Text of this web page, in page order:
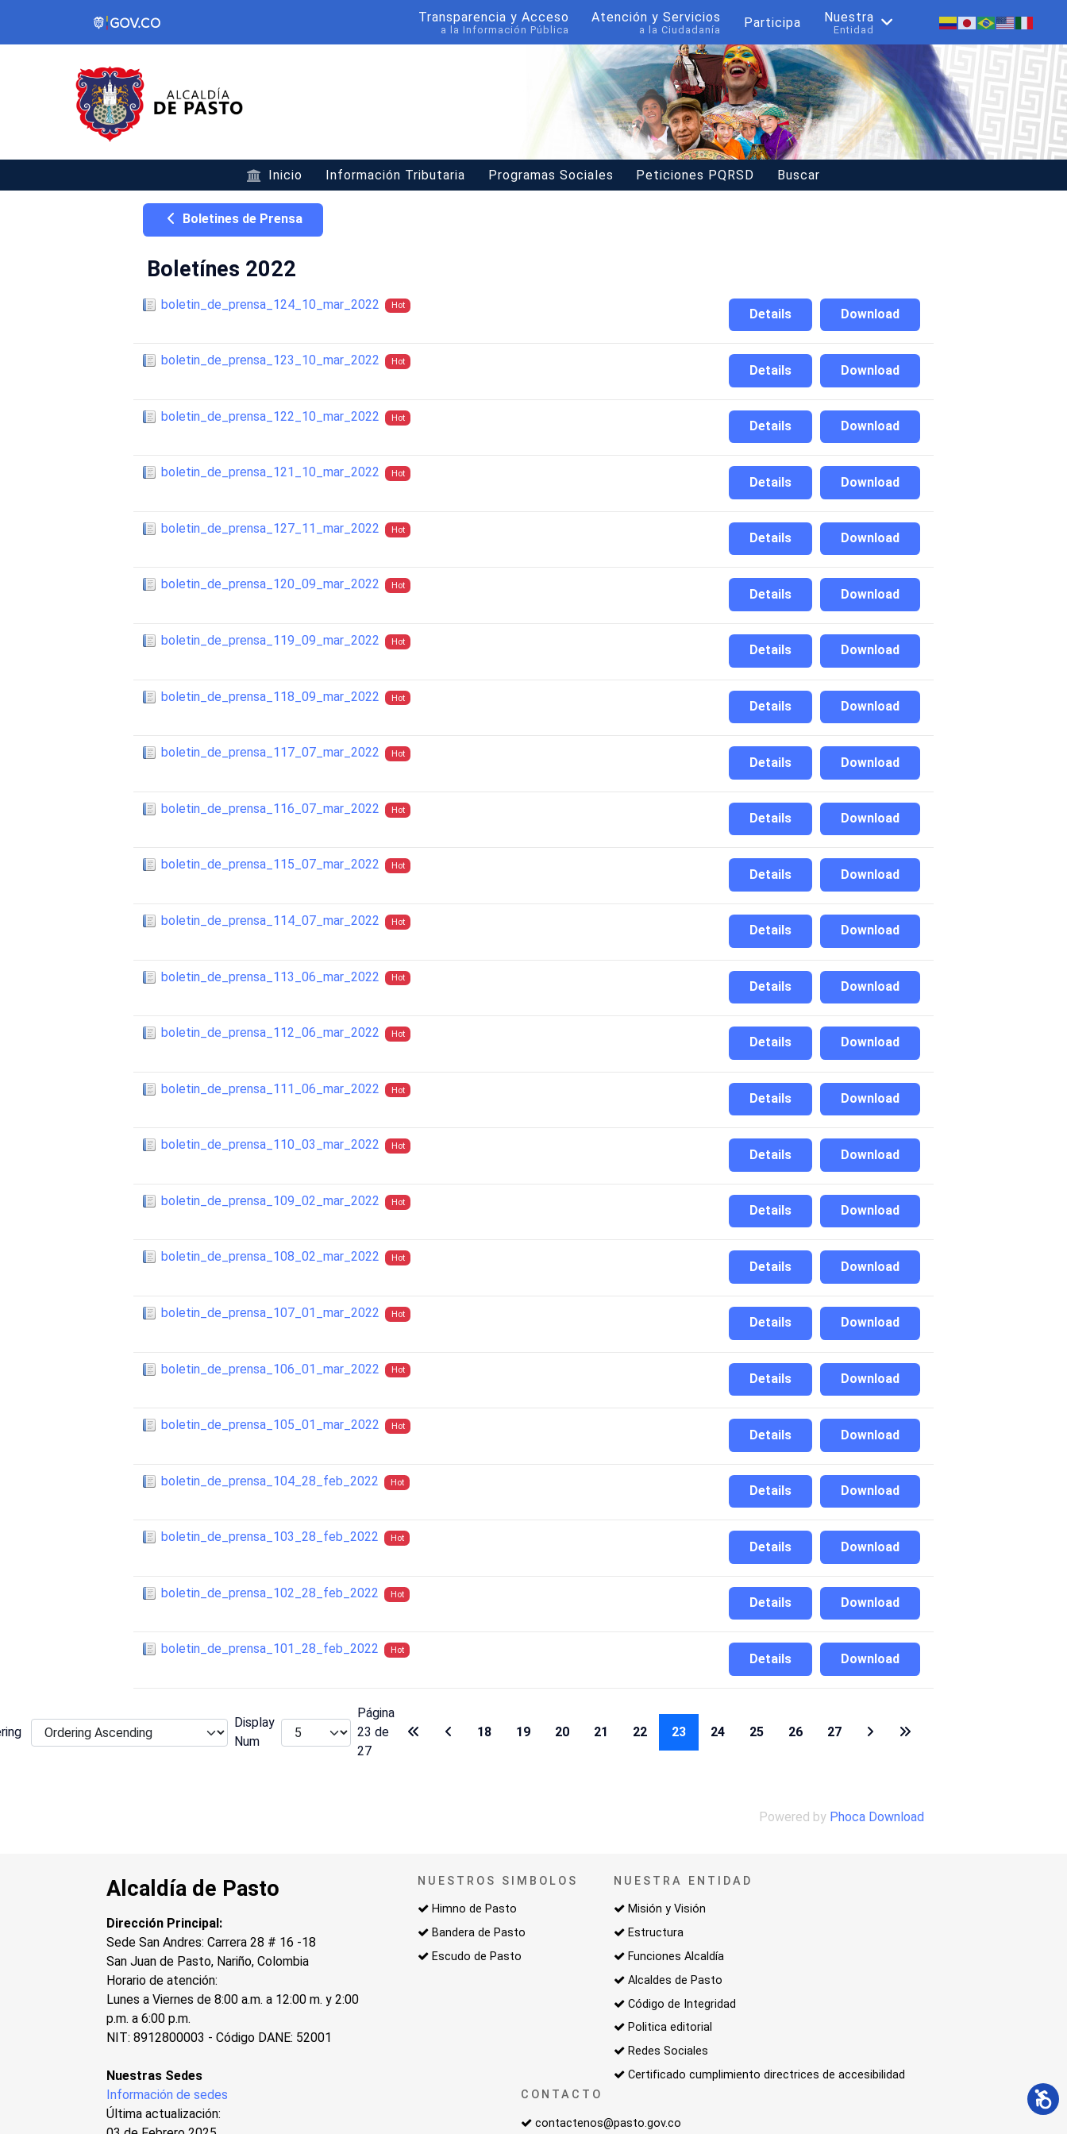
Transparencia y Acceso
a la Información Pública
Atención y Servicios
a la Ciudadanía Participa Nuestra
Entidad
Inicio Información Tributaria Programas Sociales Peticiones PQRSD Buscar
Boletines de Prensa
Boletínes 2022
boletin_de_prensa_124_10_mar_2022 Hot
Download
Details
boletin_de_prensa_123_10_mar_2022 Hot
Download
Details
boletin_de_prensa_122_10_mar_2022 Hot
Download
Details
boletin_de_prensa_121_10_mar_2022 Hot
Download
Details
boletin_de_prensa_127_11_mar_2022 Hot
Download
Details
boletin_de_prensa_120_09_mar_2022 Hot
Download
Details
boletin_de_prensa_119_09_mar_2022 Hot
Download
Details
boletin_de_prensa_118_09_mar_2022 Hot
Download
Details
boletin_de_prensa_117_07_mar_2022 Hot
Download
Details
boletin_de_prensa_116_07_mar_2022 Hot
Download
Details
boletin_de_prensa_115_07_mar_2022 Hot
Download
Details
boletin_de_prensa_114_07_mar_2022 Hot
Download
Details
boletin_de_prensa_113_06_mar_2022 Hot
Download
Details
boletin_de_prensa_112_06_mar_2022 Hot
Download
Details
boletin_de_prensa_111_06_mar_2022 Hot
Download
Details
boletin_de_prensa_110_03_mar_2022 Hot
Download
Details
boletin_de_prensa_109_02_mar_2022 Hot
Download
Details
boletin_de_prensa_108_02_mar_2022 Hot
Download
Details
boletin_de_prensa_107_01_mar_2022 Hot
Download
Details
boletin_de_prensa_106_01_mar_2022 Hot
Download
Details
boletin_de_prensa_105_01_mar_2022 Hot
Download
Details
boletin_de_prensa_104_28_feb_2022 Hot
Download
Details
boletin_de_prensa_103_28_feb_2022 Hot
Download
Details
boletin_de_prensa_102_28_feb_2022 Hot
Download
Details
boletin_de_prensa_101_28_feb_2022 Hot
Download
Details
Display
Num
Página
23 de
27
18 19 20 21 22 23 24 25 26 27
Powered by Phoca Download
Alcaldía de Pasto
Dirección Principal:
Sede San Andres: Carrera 28 # 16 -18
San Juan de Pasto, Nariño, Colombia
Horario de atención:
Lunes a Viernes de 8:00 a.m. a 12:00 m. y 2:00
p.m. a 6:00 p.m.
NIT: 8912800003 - Código DANE: 52001
Nuestras Sedes
Información de sedes
Última actualización:
NUESTROS SIMBOLOS
Himno de Pasto
Bandera de Pasto
Escudo de Pasto
NUESTRA ENTIDAD
Misión y Visión
Estructura
Funciones Alcaldía
Alcaldes de Pasto
Código de Integridad
Politica editorial
Redes Sociales
Certificado cumplimiento directrices de accesibilidad
CONTACTO
contactenos@pasto.gov.co